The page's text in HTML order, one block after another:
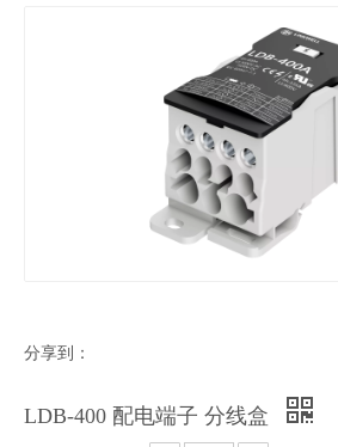
分享到：
LDB-400 配电端子 分线盒